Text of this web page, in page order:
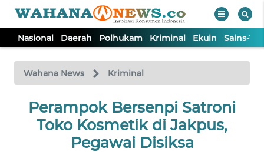
Nasional Daerah Polhukam Kriminal Ekuin Sains-
Wahana News Kriminal
Perampok Bersenpi Satroni
Toko Kosmetik di Jakpus,
Pegawai Disiksa
TV
Tutup
NASIONAL